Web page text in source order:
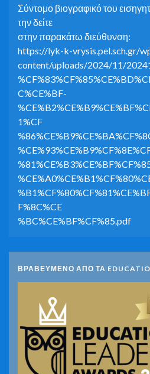
Σύντομο βιογραφικό του
την δείτε
στην παρακάτω διεύθυνση:
https://lyk-k-vrysis.pel.sch.gr/
content/uploads/2024/11/
C%CE%BF-
1%CF
F%8C%CE
%BC%CE%BF%CF%85.pdf
ΒΡΑΒΕΥΜΕΝΟ ΑΠΟ ΤΑ